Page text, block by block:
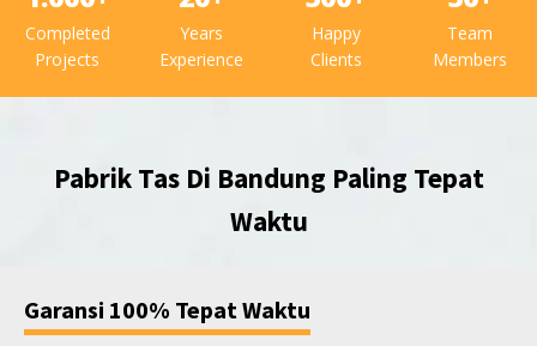
Completed
Projects
Years
Experience
Happy
Clients
Team
Members
Pabrik Tas Di Bandung Paling Tepat
Waktu
Garansi 100% Tepat Waktu